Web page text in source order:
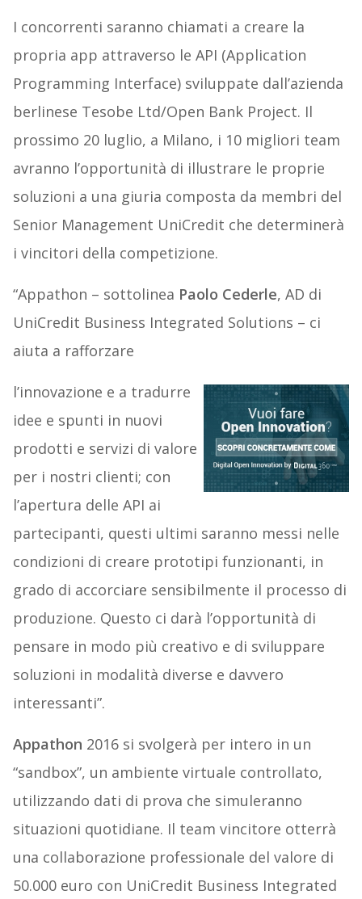
I concorrenti saranno chiamati a creare la
propria app attraverso le API (Application
Programming Interface) sviluppate dall’azienda
berlinese Tesobe Ltd/Open Bank Project. Il
prossimo 20 luglio, a Milano, i 10 migliori team
avranno l’opportunità di illustrare le proprie
soluzioni a una giuria composta da membri del
Senior Management UniCredit che determinerà
i vincitori della competizione.
“Appathon – sottolinea Paolo Cederle, AD di
UniCredit Business Integrated Solutions – ci
aiuta a rafforzare
l’innovazione e a tradurre
idee e spunti in nuovi
prodotti e servizi di valore
per i nostri clienti; con
l’apertura delle API ai
partecipanti, questi ultimi saranno messi nelle
condizioni di creare prototipi funzionanti, in
grado di accorciare sensibilmente il processo di
produzione. Questo ci darà l’opportunità di
pensare in modo più creativo e di sviluppare
soluzioni in modalità diverse e davvero
interessanti”.
Appathon 2016 si svolgerà per intero in un
“sandbox”, un ambiente virtuale controllato,
utilizzando dati di prova che simuleranno
situazioni quotidiane. Il team vincitore otterrà
una collaborazione professionale del valore di
50.000 euro con UniCredit Business Integrated